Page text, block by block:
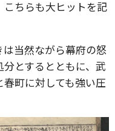
こちらも大ヒットを記
当然ながら幕府の怒
とするとともに、武
町に対しても強い圧